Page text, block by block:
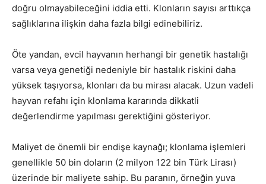
doğru olmayabileceğini iddia etti. Klonların sayısı arttıkça
sağlıklarına ilişkin daha fazla bilgi edinebiliriz.
Öte yandan, evcil hayvanın herhangi bir genetik hastalığı
varsa veya genetiği nedeniyle bir hastalık riskini daha
yüksek taşıyorsa, klonları da bu mirası alacak. Uzun vadeli
hayvan refahı için klonlama kararında dikkatli
değerlendirme yapılması gerektiğini gösteriyor.
Maliyet de önemli bir endişe kaynağı; klonlama işlemleri
genellikle 50 bin doların (2 milyon 122 bin Türk Lirası)
üzerinde bir maliyete sahip. Bu paranın, örneğin yuva